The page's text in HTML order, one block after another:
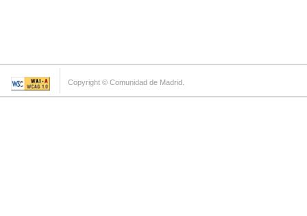
Copyright © Comunidad de Madrid.